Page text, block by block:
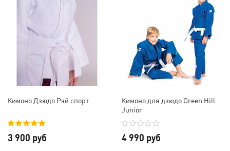
Кимоно Дзюдо Рэй спорт
3 900 руб
Кимоно для дзюдо Green Hill
Junior
4 990 руб